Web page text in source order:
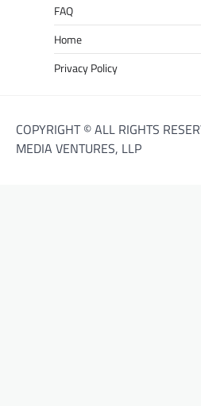
FAQ
Home
Privacy Policy
COPYRIGHT © ALL RIGHTS
MEDIA VENTURES, LLP